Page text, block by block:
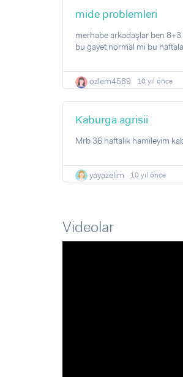
mide problemleri
merhabe arkadaşlar ben 8+3
bu gayet normal mi bu
ozlem4589 10 yıl önce
Kaburga agrisii
Mrb 36 haftalık hamileyim
yayazelim 10 yıl önce
Videolar